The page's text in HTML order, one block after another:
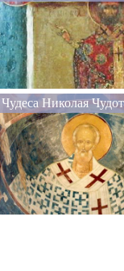
Чудеса Николая